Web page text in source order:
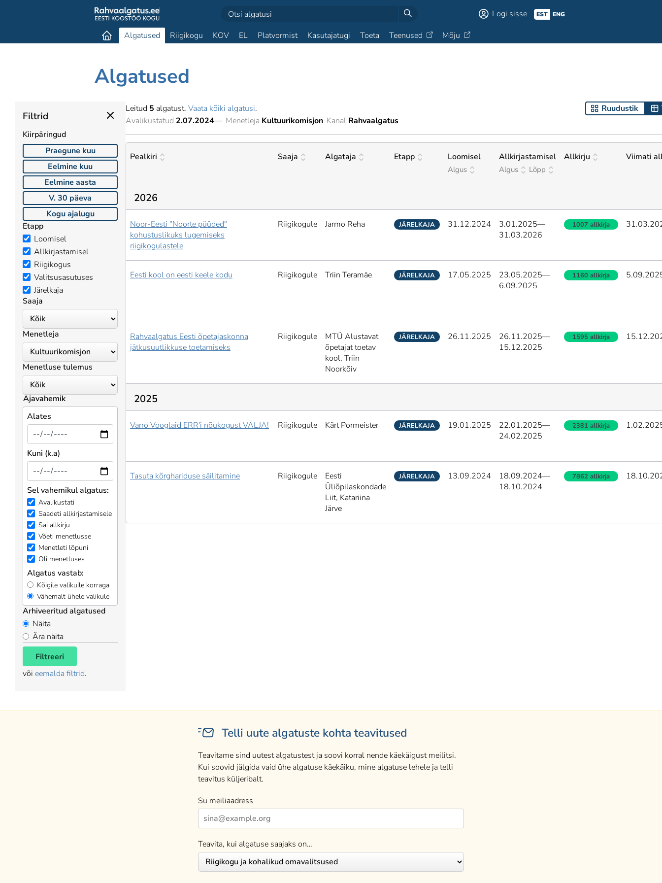
Logi sisse EST ENG
Algatused Riigikogu KOV EL Platvormist Kasutajatugi Toeta Teenused Mõju
Algatused
Filtrid
Kiirpäringud
Praegune kuu
Eelmine kuu
Eelmine aasta
V. 30 päeva
Kogu ajalugu
Etapp
Loomisel
Allkirjastamisel
Riigikogus
Valitsusasutuses
Järelkaja
Saaja
Menetleja
Menetluse tulemus
Ajavahemik
Alates
Kuni (k.a)
Sel vahemikul algatus:
Avalikustati
Saadeti allkirjastamisele
Sai allkirju
Võeti menetlusse
Menetleti lõpuni
Oli menetluses
Algatus vastab:
Kõigile valikuile korraga
Vähemalt ühele valikule
Arhiveeritud algatused
Näita
Ära näita
Filtreeri
või eemalda filtrid.
Leitud 5 algatust. Vaata kõiki algatusi. Ruudustik
Avalikustatud 2.07.2024— Menetleja Kultuurikomisjon Kanal Rahvaalgatus
Pealkiri Saaja Algataja Etapp Loomisel
Algus
Allkirjastamisel
Algus Lõpp
Allkirju Viimati
2026
Noor-Eesti "Noorte püüded"
kohustuslikuks lugemiseks
riigikogulastele
Riigikogule Jarmo Reha JÄRELKAJA 31.12.2024 3.01.2025—
31.03.2026
1007 allkirja
Eesti kool on eesti keele kodu Riigikogule Triin Teramäe JÄRELKAJA 17.05.2025 23.05.2025—
6.09.2025
1160 allkirja
Rahvaalgatus Eesti õpetajaskonna
jätkusuutlikkuse toetamiseks
Riigikogule
MTÜ Alustavat
õpetajat toetav
kool, Triin
Noorkõiv
JÄRELKAJA 26.11.2025 26.11.2025—
15.12.2025
1595 allkirja
2025
Varro Vooglaid ERR'i nõukogust VÄLJA! Riigikogule Kärt Pormeister JÄRELKAJA 19.01.2025 22.01.2025—
24.02.2025
2381 allkirja
Tasuta kõrghariduse säilitamine Riigikogule
Eesti
Üliõpilaskondade
Liit, Katariina
Järve
JÄRELKAJA 13.09.2024 18.09.2024—
18.10.2024
7862 allkirja
Telli uute algatuste kohta teavitused
Teavitame sind uutest algatustest ja soovi korral nende käekäigust meilitsi.
Kui soovid jälgida vaid ühe algatuse käekäiku, mine algatuse lehele ja telli
teavitus küljeribalt.
Su meiliaadress
Teavita, kui algatuse saajaks on…